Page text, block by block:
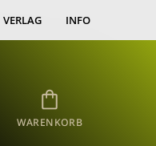
VERLAG INFO
WARENKORB